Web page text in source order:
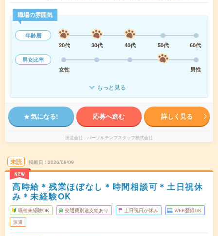
職場の雰囲気
年齢層
20代
30代 40代 50代
60代
男女比率
女性
男性
もっと見る
気になる! 応募へ進む 詳しく見る
派遣会社 パーソルテンプスタッフ株式会社
未読
NEW
掲載日 2026/08/09
高時給＊残業ほぼなし＊時間相談可＊土日祝休
み＊未経験OK
職種未経験OK 交通費別途支給あり 土日祝日が休み WEB登録OK
派遣